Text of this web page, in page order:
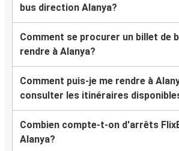
bus direction Alanya?
Comment se procurer un billet de
rendre à Alanya?
Comment puis-je me rendre à
consulter les itinéraires
Combien compte-t-on d'arrêts
Alanya?